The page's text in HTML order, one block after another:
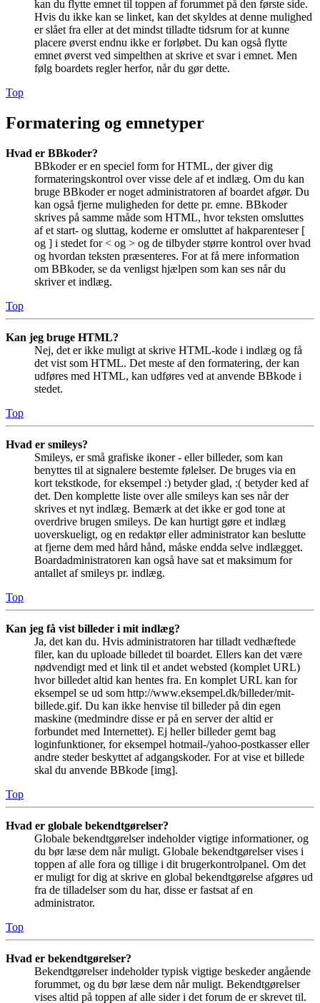
kan du flytte emnet til toppen af forummet på den første side.
Hvis du ikke kan se linket, kan det skyldes at denne mulighed
er slået fra eller at det mindst tilladte tidsrum for at kunne
placere øverst endnu ikke er forløbet. Du kan også flytte
emnet øverst ved simpelthen at skrive et svar i emnet. Men
følg boardets regler herfor, når du gør dette.
Top
Formatering og emnetyper
Hvad er BBkoder?
BBkoder er en speciel form for HTML, der giver dig
formateringskontrol over visse dele af et indlæg. Om du kan
bruge BBkoder er noget administratoren af boardet afgør. Du
kan også fjerne muligheden for dette pr. emne. BBkoder
skrives på samme måde som HTML, hvor teksten omsluttes
af et start- og sluttag, koderne er omsluttet af hakparenteser [
og ] i stedet for < og > og de tilbyder større kontrol over hvad
og hvordan teksten præsenteres. For at få mere information
om BBkoder, se da venligst hjælpen som kan ses når du
skriver et indlæg.
Top
Kan jeg bruge HTML?
Nej, det er ikke muligt at skrive HTML-kode i indlæg og få
det vist som HTML. Det meste af den formatering, der kan
udføres med HTML, kan udføres ved at anvende BBkode i
stedet.
Top
Hvad er smileys?
Smileys, er små grafiske ikoner - eller billeder, som kan
benyttes til at signalere bestemte følelser. De bruges via en
kort tekstkode, for eksempel :) betyder glad, :( betyder ked af
det. Den komplette liste over alle smileys kan ses når der
skrives et nyt indlæg. Bemærk at det ikke er god tone at
overdrive brugen smileys. De kan hurtigt gøre et indlæg
uoverskueligt, og en redaktør eller administrator kan beslutte
at fjerne dem med hård hånd, måske endda selve indlægget.
Boardadministratoren kan også have sat et maksimum for
antallet af smileys pr. indlæg.
Top
Kan jeg få vist billeder i mit indlæg?
Ja, det kan du. Hvis administratoren har tilladt vedhæftede
filer, kan du uploade billedet til boardet. Ellers kan det være
nødvendigt med et link til et andet websted (komplet URL)
hvor billedet altid kan hentes fra. En komplet URL kan for
eksempel se ud som http://www.eksempel.dk/billeder/mit-
billede.gif. Du kan ikke henvise til billeder på din egen
maskine (medmindre disse er på en server der altid er
forbundet med Internettet). Ej heller billeder gemt bag
loginfunktioner, for eksempel hotmail-/yahoo-postkasser eller
andre steder beskyttet af adgangskoder. For at vise et billede
skal du anvende BBkode [img].
Top
Hvad er globale bekendtgørelser?
Globale bekendtgørelser indeholder vigtige informationer, og
du bør læse dem når muligt. Globale bekendtgørelser vises i
toppen af alle fora og tillige i dit brugerkontrolpanel. Om det
er muligt for dig at skrive en global bekendtgørelse afgøres ud
fra de tilladelser som du har, disse er fastsat af en
administrator.
Top
Hvad er bekendtgørelser?
Bekendtgørelser indeholder typisk vigtige beskeder angående
forummet, og du bør læse dem når muligt. Bekendtgørelser
vises altid på toppen af alle sider i det forum de er skrevet til.